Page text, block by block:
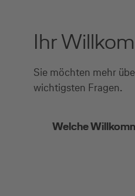
Ihr
Sie möchten mehr
wichtigsten Fragen.
Welche